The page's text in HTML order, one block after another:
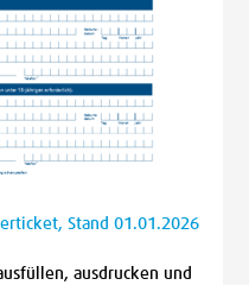
Stand 01.01.2026
ausdrucken und